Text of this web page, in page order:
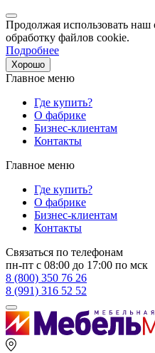
Продолжая использовать наш
обработку файлов cookie.
Подробнее
Хорошо
Главное меню
Где купить?
О фабрике
Бизнес-клиентам
Контакты
Главное меню
Где купить?
О фабрике
Бизнес-клиентам
Контакты
Связаться по телефонам
пн-пт с 08:00 до 17:00 по мск
8 (800) 350 76 26
8 (991) 316 52 52